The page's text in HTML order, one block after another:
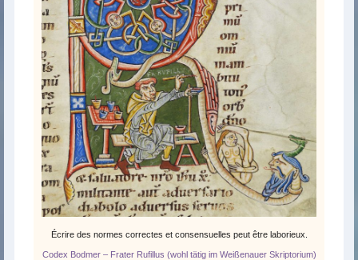
Écrire des normes correctes et consensuelles peut être laborieux.
Codex Bodmer – Frater Rufillus (wohl tätig im Weißenauer Skriptorium)